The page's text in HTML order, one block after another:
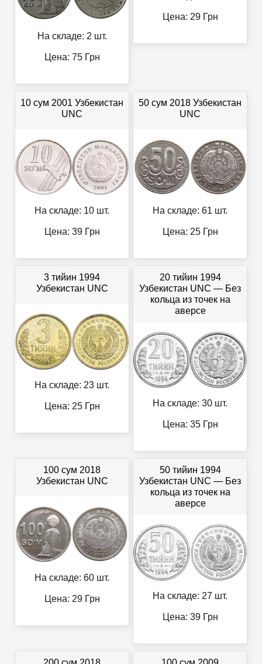
На складе: 2 шт.
Цена: 75Грн
Цена: 29Грн
10 сум 2001 Узбекистан
UNC
На складе: 10 шт.
Цена: 39Грн
50 сум 2018 Узбекистан
UNC
На складе: 61 шт.
Цена: 25Грн
3 тийин 1994
Узбекистан UNC
На складе: 23 шт.
Цена: 25Грн
20 тийин 1994
Узбекистан UNC — Без
кольца из точек на
аверсе
На складе: 30 шт.
Цена: 35Грн
100 сум 2018
Узбекистан UNC
На складе: 60 шт.
Цена: 29Грн
50 тийин 1994
Узбекистан UNC — Без
кольца из точек на
аверсе
На складе: 27 шт.
Цена: 39Грн